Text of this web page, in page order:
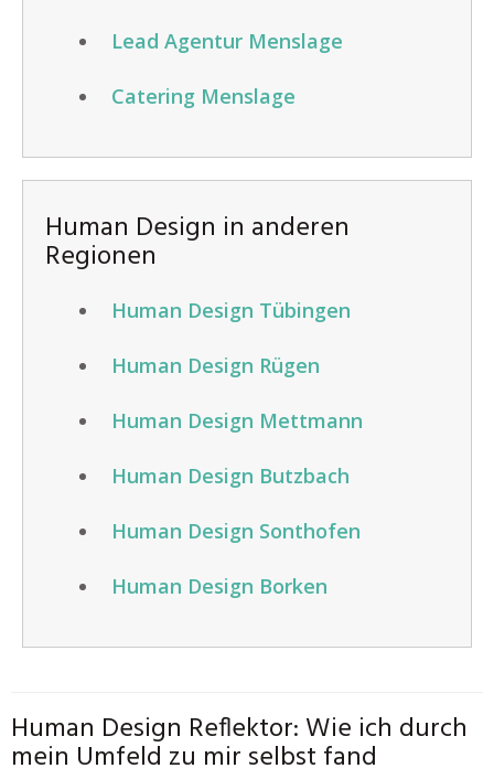
Lead Agentur Menslage
Catering Menslage
Human Design in anderen
Regionen
Human Design Tübingen
Human Design Rügen
Human Design Mettmann
Human Design Butzbach
Human Design Sonthofen
Human Design Borken
Human Design Reflektor: Wie ich durch
mein Umfeld zu mir selbst fand